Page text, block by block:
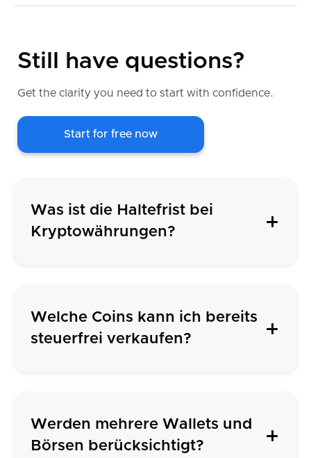
Still have questions?
Get the clarity you need to start with confidence.
Start for free now
Was ist die Haltefrist bei
Kryptowährungen?
Welche Coins kann ich bereits
steuerfrei verkaufen?
Werden mehrere Wallets und
Börsen berücksichtigt?